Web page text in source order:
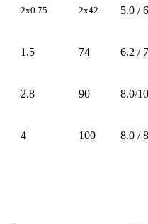
2x0.75 2x42 5.0 /
1.5 74 6.2 /
2.8 90 8.0/
4 100 8.0 /